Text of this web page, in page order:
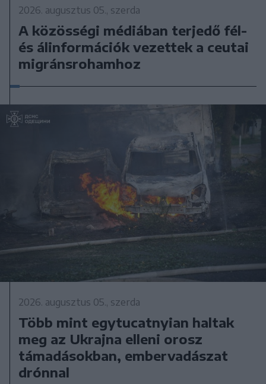
2026. augusztus 05., szerda
A közösségi médiában terjedő fél-
és álinformációk vezettek a ceutai
migránsrohamhoz
2026. augusztus 05., szerda
Több mint egytucatnyian haltak
meg az Ukrajna elleni orosz
támadásokban, embervadászat
drónnal